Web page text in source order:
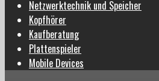
Netzwerktechnik und Speicher
Kopfhörer
Kaufberatung
Plattenspieler
Mobile Devices